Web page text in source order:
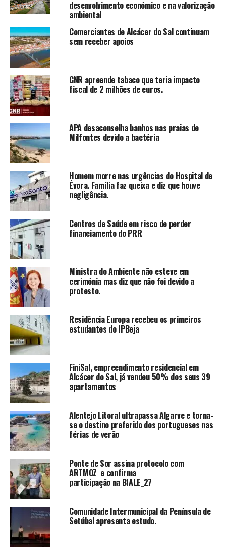
desenvolvimento económico e na valorização
ambiental
Comerciantes de Alcácer do Sal continuam
sem receber apoios
GNR apreende tabaco que teria impacto
fiscal de 2 milhões de euros.
APA desaconselha banhos nas praias de
Milfontes devido a bactéria
Homem morre nas urgências do Hospital de
Évora. Família faz queixa e diz que houve
negligência.
Centros de Saúde em risco de perder
financiamento do PRR
Ministra do Ambiente não esteve em
cerimónia mas diz que não foi devido a
protesto.
Residência Europa recebeu os primeiros
estudantes do IPBeja
FiniSal, empreendimento residencial em
Alcácer do Sal, já vendeu 50% dos seus 39
apartamentos
Alentejo Litoral ultrapassa Algarve e torna-
se o destino preferido dos portugueses nas
férias de verão
Ponte de Sor assina protocolo com
ARTMOZ e confirma
participação na BIALE_27
Comunidade Intermunicipal da Península de
Setúbal apresenta estudo.